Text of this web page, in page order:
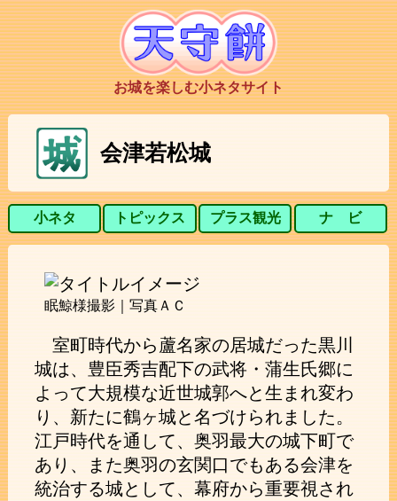
お城を楽しむ小ネタサイト
会津若松城
小ネタ トピックス プラス観光 ナ ビ
眠鯨様撮影｜写真ＡＣ
室町時代から蘆名家の居城だった黒川
城は、豊臣秀吉配下の武将・蒲生氏郷に
よって大規模な近世城郭へと生まれ変わ
り、新たに鶴ヶ城と名づけられました。
江戸時代を通して、奥羽最大の城下町で
あり、また奥羽の玄関口でもある会津を
統治する城として、幕府から重要視され